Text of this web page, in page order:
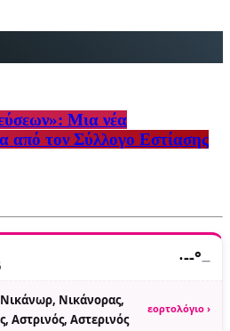
Μια νέα
από τον Σύλλογο Εστίασης
·--°—
Νικάνωρ, Νικάνορας,
Αστρινός, Αστερινός
εορτολόγιο ›